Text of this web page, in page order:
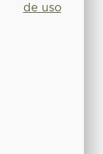
de uso